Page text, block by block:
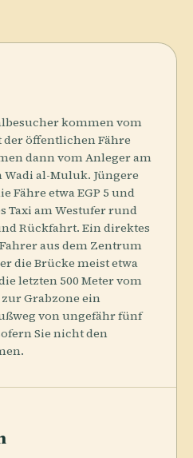
kommen vom
öffentlichen Fähre
dann vom Anleger am
al-Muluk. Jüngere
Fähre etwa EGP 5 und
Taxi am Westufer rund
Rückfahrt. Ein direktes
aus dem Zentrum
die Brücke meist etwa
letzten 500 Meter vom
Grabzone ein
von ungefähr fünf
Sie nicht den